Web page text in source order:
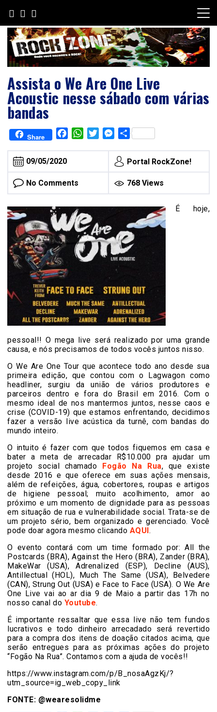
content
Assista o We Are One Live
Acoustic nesse sábado com várias
bandas
Share FacebookWhatsAppTwitterMessenger
Share
09/05/2020 Portal RockZone!
No Comments 768 Views
É hoje,
pessoal!! O mega live será realizado por uma grande
causa, e nós precisamos de todos vocês juntos nisso.
O We Are One Tour que acontece todo ano desde sua
primeira edição, que contou com o Lagwagon como
headliner, surgiu da união de vários produtores e
parceiros dentro e fora do Brasil em 2016. Com o
mesmo ideal de nos mantermos juntos, nesse caos e
crise (COVID-19) que estamos enfrentando, decidimos
fazer a versão live acústica da turnê, com bandas do
mundo inteiro.
O intuito é fazer com que todos fiquemos em casa e
bater a meta de arrecadar R$10.000 pra ajudar um
projeto social chamado Fogão Na Rua, que existe
desde 2016 e que oferece em suas ações mensais,
além de refeições, água, cobertores, roupas e artigos
de higiene pessoal; muito acolhimento, amor ao
próximo e um momento de dignidade para as pessoas
em situação de rua e vulnerabilidade social. Trata-se de
um projeto sério, bem organizado e gerenciado. Você
pode doar agora mesmo clicando AQUI.
O evento contará com um time formado por: All the
Postcards (BRA), Against the Hero (BRA), Zander (BRA),
MakeWar (USA), Adrenalized (ESP), Decline (AUS),
Antillectual (HOL), Much The Same (USA), Belvedere
(CAN), Strung Out (USA) e Face to Face (USA). O We Are
One Live vai ao ar dia 9 de Maio a partir das 17h no
nosso canal do Youtube.
É importante ressaltar que essa live não tem fundos
lucrativos e todo dinheiro arrecadado será revertido
para a compra dos itens de doação citados acima, que
serão entregues para as próximas ações do projeto
“Fogão Na Rua”. Contamos com a ajuda de vocês!!
https://www.instagram.com/p/B_nosaAgzKj/?
utm_source=ig_web_copy_link
FONTE: @wearesolidme